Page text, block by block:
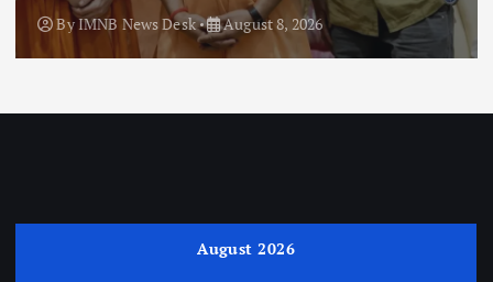
ByIMNB News Desk August 8, 2026
August 2026